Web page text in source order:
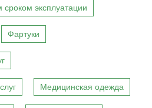
эксплуатации
Фартуки
Медицинская одежда